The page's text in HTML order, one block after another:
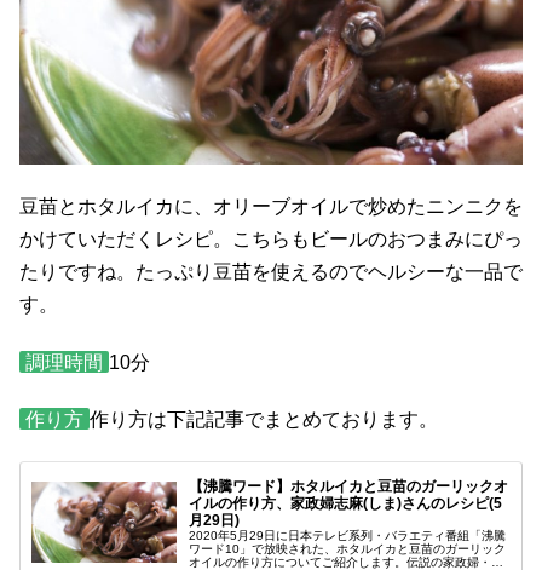
豆苗とホタルイカに、オリーブオイルで炒めたニンニクを
かけていただくレシピ。こちらもビールのおつまみにぴっ
たりですね。たっぷり豆苗を使えるのでヘルシーな一品で
す。
調理時間 10分
作り方 作り方は下記記事でまとめております。
【沸騰ワード】ホタルイカと豆苗のガーリックオ
イルの作り方、家政婦志麻(しま)さんのレシピ(5
月29日)
2020年5月29日に日本テレビ系列・バラエティ番組「沸騰
ワード10」で放映された、ホタルイカと豆苗のガーリック
オイルの作り方についてご紹介します。伝説の家政婦・志